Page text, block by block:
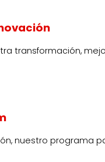
transformación,
nuestro programa